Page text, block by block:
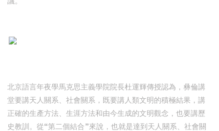
北京語言年夜學馬克思主義學院院長杜運輝傳授認為，彝倫講
堂要講天人關系、社會關系，既要講人類文明的積極結果，講
正確的生產方法、生涯方法和由今生成的文明觀念，也要講歷
史教訓。從“第二個結合”來說，也就是達到天人關系、社會關